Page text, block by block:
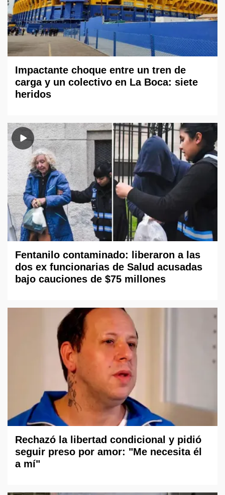
Impactante choque entre un tren de
carga y un colectivo en La Boca: siete
heridos
Fentanilo contaminado: liberaron a las
dos ex funcionarias de Salud acusadas
bajo cauciones de $75 millones
Rechazó la libertad condicional y pidió
seguir preso por amor: "Me necesita él
a mí"